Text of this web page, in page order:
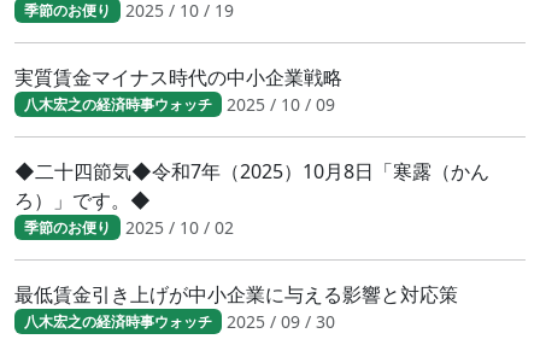
季節のお便り 2025 / 10 / 19
実質賃金マイナス時代の中小企業戦略
八木宏之の経済時事ウォッチ 2025 / 10 / 09
◆二十四節気◆令和7年（2025）10月8日「寒露（かん
ろ）」です。◆
季節のお便り 2025 / 10 / 02
最低賃金引き上げが中小企業に与える影響と対応策
八木宏之の経済時事ウォッチ 2025 / 09 / 30